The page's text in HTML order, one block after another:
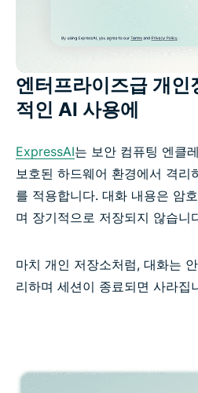
엔터프라이즈급 개인
적인 AI 사용에
ExpressAI는 보안 컴퓨팅 엔클
보호된 하드웨어 환경에서 격리
를 적용합니다. 대화 내용은 암
며 장기적으로 저장되지 않습니
마치 개인 저장소처럼, 대화는
리하며 세션이 종료되면 사라집